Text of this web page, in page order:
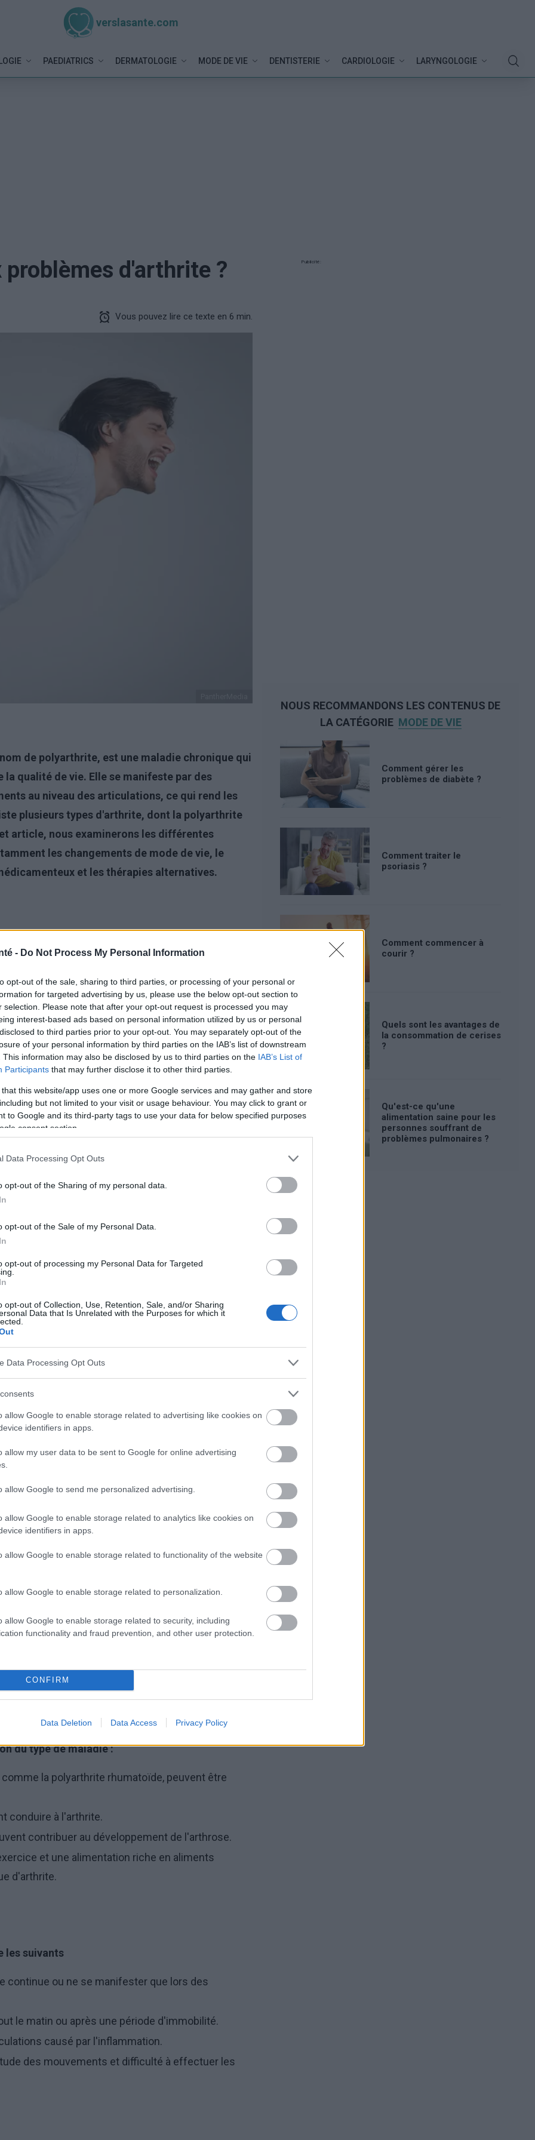
- Do Not Process My Personal Information
opt-out of the sale, sharing to third parties, or processing of your personal or
for targeted advertising by us, please use the below opt-out section to
selection. Please note that after your opt-out request is processed you may
interest-based ads based on personal information utilized by us or personal
to third parties prior to your opt-out. You may separately opt-out of the
of your personal information by third parties on the IAB’s list of downstream
This information may also be disclosed by us to third parties on the IAB’s List of
Participants that may further disclose it to other third parties.
that this website/app uses one or more Google services and may gather and store
but not limited to your visit or usage behaviour. You may click to grant or
to Google and its third-party tags to use your data for below specified purposes
consent section.
Data Processing Opt Outs
opt-out of the Sharing of my personal data.
opt-out of the Sale of my Personal Data.
opt-out of processing my Personal Data for Targeted
opt-out of Collection, Use, Retention, Sale, and/or Sharing
Data that Is Unrelated with the Purposes for which it
Data Processing Opt Outs
allow Google to enable storage related to advertising like cookies on
identifiers in apps.
allow my user data to be sent to Google for online advertising
allow Google to send me personalized advertising.
allow Google to enable storage related to analytics like cookies on
identifiers in apps.
allow Google to enable storage related to functionality of the website
allow Google to enable storage related to personalization.
allow Google to enable storage related to security, including
functionality and fraud prevention, and other user protection.
CONFIRM
Data Deletion Data Access Privacy Policy
verslasante.com
PAEDIATRICS DERMATOLOGIE MODE DE VIE DENTISTERIE CARDIOLOGIE LARYNGOLOGIE
d'arthrite ?
Vous pouvez lire ce texte en 6 min.
de polyarthrite, est une maladie chronique qui
qualité de vie. Elle se manifeste par des
au niveau des articulations, ce qui rend les
plusieurs types d'arthrite, dont la polyarthrite
article, nous examinerons les différentes
les changements de mode de vie, le
et les thérapies alternatives.
articulations qui provoque des douleurs et
mener des activités quotidiennes et conduire à
est l'une des principales causes d'invalidité dans
les plus courants sont les suivants :
auto-immune chronique dans laquelle le système
qui endommage le cartilage des
de cristaux d'acide urique dans les articulations,
du type de maladie :
la polyarthrite rhumatoïde, peuvent être
conduire à l'arthrite.
contribuer au développement de l'arthrose.
et une alimentation riche en aliments
d'arthrite.
les suivants
continue ou ne se manifester que lors des
le matin ou après une période d'immobilité.
causé par l'inflammation.
des mouvements et difficulté à effectuer les
Publicité:
NOUS RECOMMANDONS LES CONTENUS DE
LA CATÉGORIE MODE DE VIE
Comment gérer les
problèmes de diabète ?
Comment traiter le
psoriasis ?
Comment commencer à
courir ?
Quels sont les avantages de
la consommation de cerises
?
Qu'est-ce qu'une
alimentation saine pour les
personnes souffrant de
problèmes pulmonaires ?